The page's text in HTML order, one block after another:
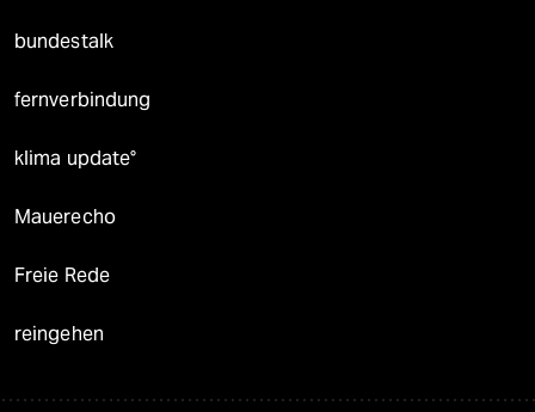
bundestalk
fernverbindung
klima update°
Mauerecho
Freie Rede
reingehen